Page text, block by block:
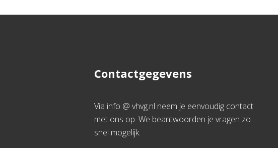
Contactgegevens
Via info @ vhvg.nl neem je eenvoudig contact
met ons op. We beantwoorden je vragen zo
snel mogelijk.